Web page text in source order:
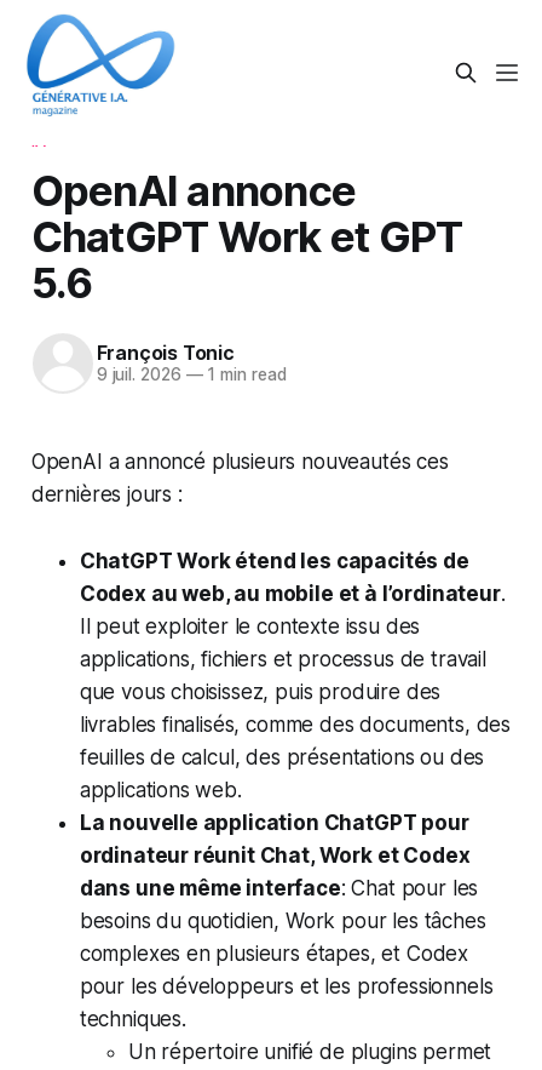
OpenAI annonce
ChatGPT Work et GPT
5.6
François Tonic
9 juil. 2026 —1 min read
OpenAI a annoncé plusieurs nouveautés ces
dernières jours :
ChatGPT Work étend les capacités de
Codex au web, au mobile et à l’ordinateur.
Il peut exploiter le contexte issu des
applications, fichiers et processus de travail
que vous choisissez, puis produire des
livrables finalisés, comme des documents, des
feuilles de calcul, des présentations ou des
applications web.
La nouvelle application ChatGPT pour
ordinateur réunit Chat, Work et Codex
dans une même interface: Chat pour les
besoins du quotidien, Work pour les tâches
complexes en plusieurs étapes, et Codex
pour les développeurs et les professionnels
techniques.
Un répertoire unifié de plugins permet